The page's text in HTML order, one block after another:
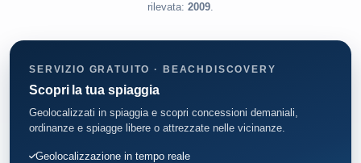
rilevata: 2009.
SERVIZIO GRATUITO · BEACHDISCOVERY
Scopri la tua spiaggia
Geolocalizzati in spiaggia e scopri concessioni demaniali,
ordinanze e spiagge libere o attrezzate nelle vicinanze.
Geolocalizzazione in tempo reale